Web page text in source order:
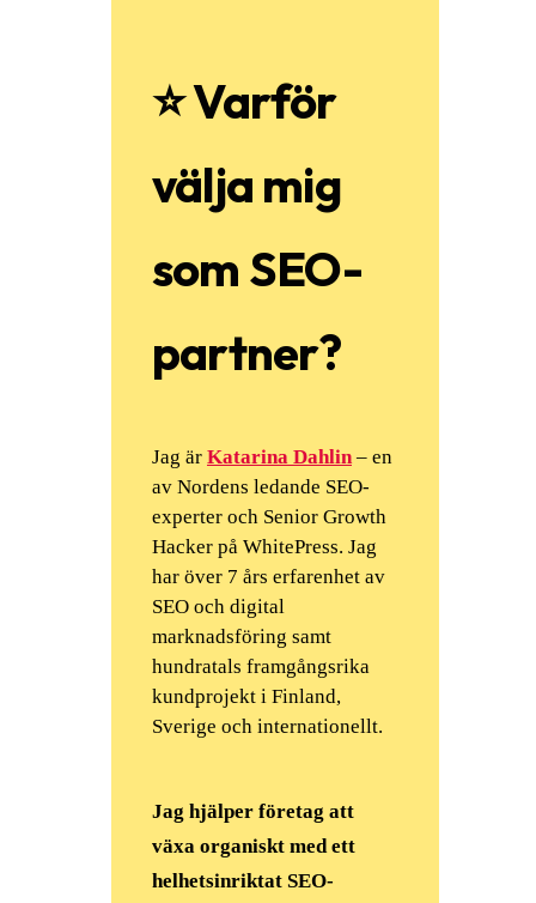
⭐ Varför
välja mig
som SEO-
partner?
Jag är Katarina Dahlin– en
av Nordens ledande SEO-
experter och Senior Growth
Hacker på WhitePress. Jag
har över 7 års erfarenhet av
SEO och digital
marknadsföring samt
hundratals framgångsrika
kundprojekt i Finland,
Sverige och internationellt.
Jag hjälper företag att
växa organiskt med ett
helhetsinriktat SEO-